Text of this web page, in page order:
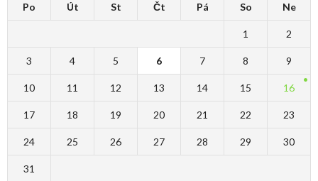
Po Út St Čt Pá So Ne
1 2
3 4 5 6 7 8 9
10 11 12 13 14 15 16
17 18 19 20 21 22 23
24 25 26 27 28 29 30
31